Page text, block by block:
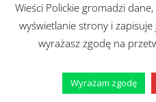
Korwin Mikke jak
Wieści Polickie gromadzi
wyświetlanie strony i
wyrażasz zgodę na
Wyrażam zgodę